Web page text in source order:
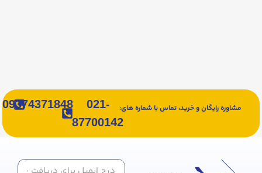
مشاوره رایگان و خرید، تماس با شماره های:
021-
87700142
09374371848